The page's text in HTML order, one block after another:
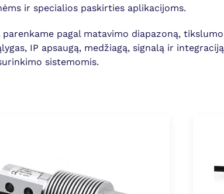
ir specialios paskirties aplikacijoms.
parenkame pagal matavimo diapazoną,
IP apsaugą, medžiagą, signalą ir
sistemomis.